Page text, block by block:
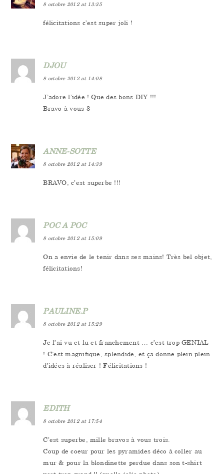
8 octobre 2012 at 13:35
félicitations c’est super joli !
DJOU
8 octobre 2012 at 14:08
J’adore l’idée ! Que des bons DIY !!!
Bravo à vous 3
ANNE-SOTTE
8 octobre 2012 at 14:39
BRAVO, c’est superbe !!!
POC A POC
8 octobre 2012 at 15:09
On a envie de le tenir dans ses mains! Très bel objet,
félicitations!
PAULINE.P
8 octobre 2012 at 15:29
Je l’ai vu et lu et franchement … c’est trop GENIAL
! C’est magnifique, splendide, et ça donne plein plein
d’idées à réaliser ! Félicitations !
EDITH
8 octobre 2012 at 17:54
C’est superbe, mille bravos à vous trois.
Coup de coeur pour les pyramides déco à coller au
mur & pour la blondinette perdue dans son t-shirt